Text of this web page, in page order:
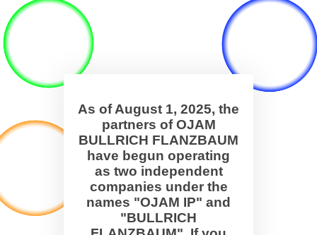
As of August 1, 2025, the
partners of OJAM
BULLRICH FLANZBAUM
have begun operating
as two independent
companies under the
names "OJAM IP" and
"BULLRICH